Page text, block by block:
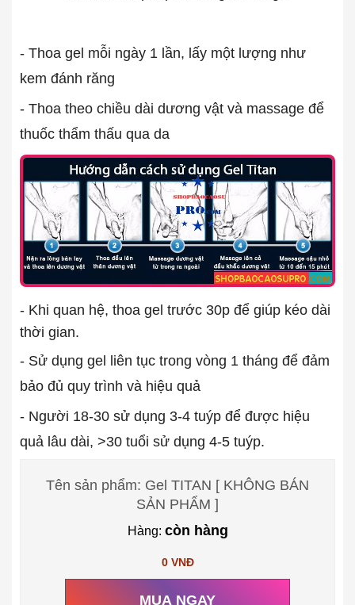
- Thoa gel mỗi ngày 1 lần, lấy một lượng như
kem đánh răng
- Thoa theo chiều dài dương vật và massage để
thuốc thẩm thấu qua da
- Khi quan hệ, thoa gel trước 30p để giúp kéo dài
thời gian.
- Sử dụng gel liên tục trong vòng 1 tháng để đảm
bảo đủ quy trình và hiệu quả
- Người 18-30 sử dụng 3-4 tuýp để được hiệu
quả lâu dài, >30 tuổi sử dụng 4-5 tuýp.
Tên sản phẩm: Gel TITAN [ KHÔNG BÁN
SẢN PHẨM ]
Hàng: còn hàng
0 VNĐ
MUA NGAY